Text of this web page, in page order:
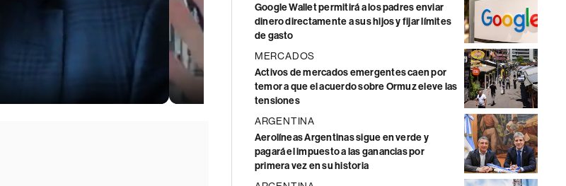
Google Wallet permitirá a los padres enviar
dinero directamente a sus hijos y fijar límites
de gasto
MERCADOS
Activos de mercados emergentes caen por
temor a que el acuerdo sobre Ormuz eleve las
tensiones
ARGENTINA
Aerolíneas Argentinas sigue en verde y
pagará el impuesto a las ganancias por
primera vez en su historia